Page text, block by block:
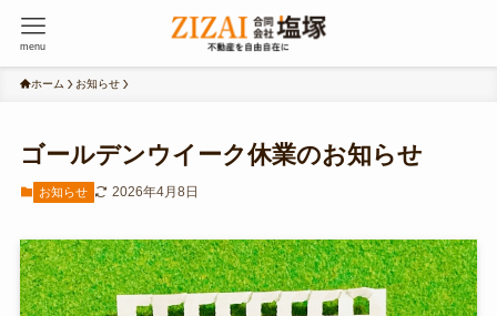
menu
ホーム お知らせ
ゴールデンウイーク休業のお知らせ
お知らせ 2026年4月8日